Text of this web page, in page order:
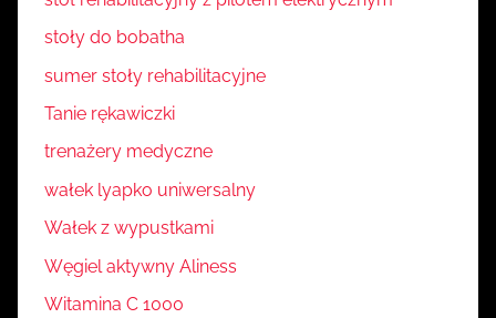
stoły do bobatha
sumer stoły rehabilitacyjne
Tanie rękawiczki
trenażery medyczne
wałek lyapko uniwersalny
Wałek z wypustkami
Węgiel aktywny Aliness
Witamina C 1000